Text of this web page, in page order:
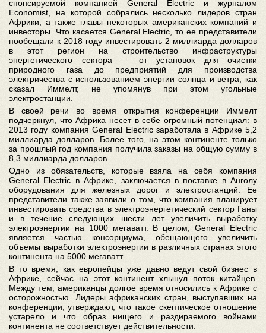
спонсируемой компанией General Electric и журналом
Economist, на которой собрались несколько лидеров стран
Африки, а также главы некоторых американских компаний и
инвесторы. Что касается General Electric, то ее представители
пообещали к 2018 году инвестировать 2 миллиарда долларов
в этот регион на строительство инфраструктуры
энергетического сектора — от установок для очистки
природного газа до предприятий для производства
электричества с использованием энергии солнца и ветра, как
сказал Иммелт, не упомянув при этом угольные
электростанции.
В своей речи во время открытия конференции Иммелт
подчеркнул, что Африка несет в себе огромный потенциал: в
2013 году компания General Electric заработала в Африке 5,2
миллиарда долларов. Более того, на этом континенте только
за прошлый год компания получила заказы на общую сумму в
8,3 миллиарда долларов.
Одно из обязательств, которые взяла на себя компания
General Electric в Африке, заключается в поставке в Анголу
оборудования для железных дорог и электростанций. Ее
представители также заявили о том, что компания планирует
инвестировать средства в электроэнергетический сектор Ганы
и в течение следующих шести лет увеличить выработку
электроэнергии на 1000 мегаватт. В целом, General Electric
является частью консорциума, обещающего увеличить
объемы выработки электроэнергии в различных странах этого
континента на 5000 мегаватт.
В то время, как европейцы уже давно ведут свой бизнес в
Африке, сейчас на этот континент хлынул поток китайцев.
Между тем, американцы долгое время относились к Африке с
осторожностью. Лидеры африканских стран, выступавших на
конференции, утверждают, что такое скептическое отношение
устарело и что образ нищего и раздираемого войнами
континента не соответствует действительности.